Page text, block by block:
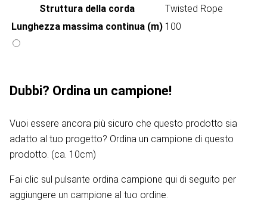
Struttura della corda
Twisted Rope
Lunghezza massima continua (m) 100
Dubbi? Ordina un campione!
Vuoi essere ancora più sicuro che questo prodotto sia
adatto al tuo progetto? Ordina un campione di questo
prodotto. (ca. 10cm)
Fai clic sul pulsante ordina campione qui di seguito per
aggiungere un campione al tuo ordine.